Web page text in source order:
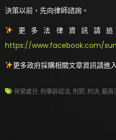
決策以前，先向律師諮詢。
更多法律資訊請
https://www.facebook.com/
更多政府採購相關文章資訊請進
保安處分,刑事訴訟法,刑罰,判決,最高